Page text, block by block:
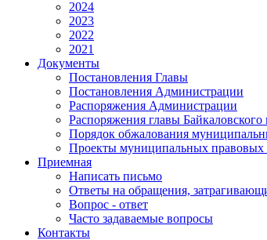
2024
2023
2022
2021
Документы
Постановления Главы
Постановления Администрации
Распоряжения Администрации
Распоряжения главы
Порядок обжалования
Проекты муниципальных правовых
Приемная
Написать письмо
Ответы на обращения,
Вопрос - ответ
Часто задаваемые вопросы
Контакты